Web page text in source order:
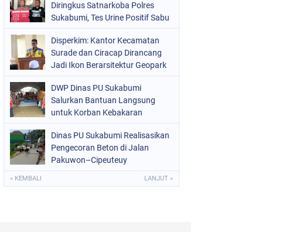
Diringkus Satnarkoba Polres
Sukabumi, Tes Urine Positif Sabu
Disperkim: Kantor Kecamatan
Surade dan Ciracap Dirancang
Jadi Ikon Berarsitektur Geopark
DWP Dinas PU Sukabumi
Salurkan Bantuan Langsung
untuk Korban Kebakaran
Dinas PU Sukabumi Realisasikan
Pengecoran Beton di Jalan
Pakuwon–Cipeuteuy
« KEMBALI LANJUT »